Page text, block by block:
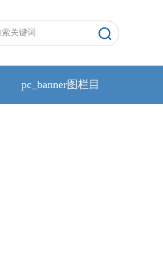
pc_banner图栏目